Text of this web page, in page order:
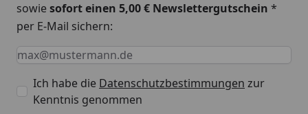
einmalige Nachölen.
Bitte das Produkt trocken und
das Produkt durch
Frosteinwirkung dickflüssig
sowiesofort einen 5,00 € Newslettergutschein *
per E-Mail sichern:
Keine Eingabe erforderlich
Eingabe erforderlich
E-Mail *
Ich habe die Datenschutzbestimmungen zur
Kenntnis genommen